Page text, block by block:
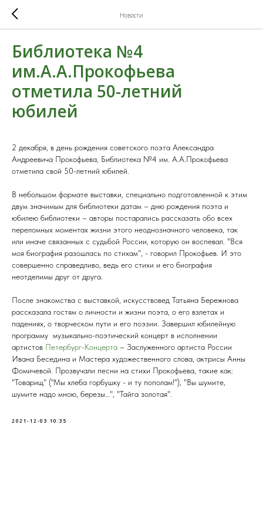
Новости
Библиотека №4
им.А.А.Прокофьева
отметила 50-летний
юбилей
2 декабря, в день рождения советского поэта Александра
Андреевича Прокофьева, Библиотека №4 им. А.А.Прокофьева
отметила свой 50-летний юбилей.
В небольшом формате выставки, специально подготовленной к этим
двум значимым для библиотеки датам – дню рождения поэта и
юбилею библиотеки – авторы постарались рассказать обо всех
переломных моментах жизни этого неоднозначного человека, так
или иначе связанных с судьбой России, которую он воспевал. "Вся
моя биография разошлась по стихам", - говорил Прокофьев. И это
совершенно справедливо, ведь его стихи и его биография
неотделимы друг от друга.
После знакомства с выставкой, искусствовед Татьяна Бережнова
рассказала гостям о личности и жизни поэта, о его взлетах и
падениях, о творческом пути и его поэзии. Завершил юбилейную
программу музыкально-поэтический концерт в исполнении
артистов Петербург-Концерта – Заслуженного артиста России
Ивана Беседина и Мастера художественного слова, актрисы Анны
Фомичевой. Прозвучали песни на стихи Прокофьева, такие как:
"Товарищ" ("Мы хлеба горбушку - и ту пополам!"), "Вы шумите,
шумите надо мною, березы…", "Тайга золотая".
2021-12-03 10:35